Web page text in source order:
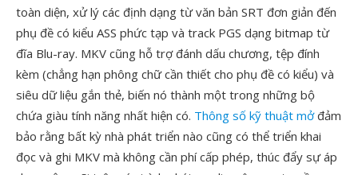
toàn diện, xử lý các định dạng từ văn bản SRT đơn giản đến
phụ đề có kiểu ASS phức tạp và track PGS dạng bitmap từ
đĩa Blu-ray. MKV cũng hỗ trợ đánh dấu chương, tệp đính
kèm (chẳng hạn phông chữ cần thiết cho phụ đề có kiểu) và
siêu dữ liệu gắn thẻ, biến nó thành một trong những bộ
chứa giàu tính năng nhất hiện có. Thông số kỹ thuật mởđảm
bảo rằng bất kỳ nhà phát triển nào cũng có thể triển khai
đọc và ghi MKV mà không cần phí cấp phép, thúc đẩy sự áp